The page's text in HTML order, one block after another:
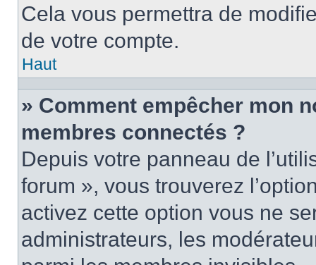
Cela vous permettra de
de votre compte.
Haut
» Comment empêcher mon
membres connectés ?
Depuis votre panneau de
forum », vous trouverez
activez cette option vous ne
administrateurs, les